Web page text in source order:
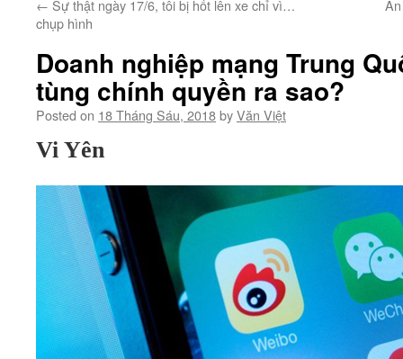
← Sự thật ngày 17/6, tôi bị hốt lên xe chỉ vì…
chụp hình
Doanh nghiệp mạng Trung
tùng chính quyền ra sao?
Posted on 18 Tháng Sáu, 2018byVăn Việt
Vi Yên